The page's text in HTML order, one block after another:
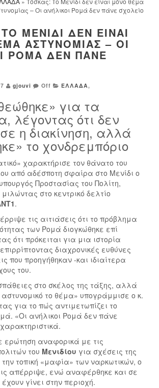
– Οι ανήλικοι Ρομά δεν πάνε σχολείο
ΜΕΝΊΔΙ ΔΕΝ ΕΊΝΑΙ
ΑΣΤΥΝΟΜΊΑΣ – ΟΙ
ΡΟΜΆ ΔΕΝ ΠΆΝΕ
gjouvi Off ΕΛΛΑΔΑ,
για τα
λέγοντας ότι δεν
η διακίνηση, αλλά
το χονδρεμπόριο
χαρακτήρισε τον θάνατο του
από αδέσποτη σφαίρα στο Μενίδι ο
Προστασίας του Πολίτη,
μιλώντας στο κεντρικό δελτίο
.
τις αιτιάσεις ότι το πρόβλημα
των Ρομά διογκώθηκε επί
ότι πρόκειται για μια ιστορία
διαχρονικές ευθύνες
που προηγήθηκαν -και ιδιαίτερα
του.
στο σκέλος της τάξης, αλλά
αστυνομικό το θέμα» υπογράμμισε ο κ.
για το πώς αντιμετωπίζει το
«Οι ανήλικοι Ρομά δεν πάνε
ερώτηση αναφορικά με τις
του Μενιδίου για σχέσεις της
τοπική «μαφία» των ναρκωτικών, ο
απέρριψε, ενώ αναφέρθηκε και σε
γίνει στην περιοχή.